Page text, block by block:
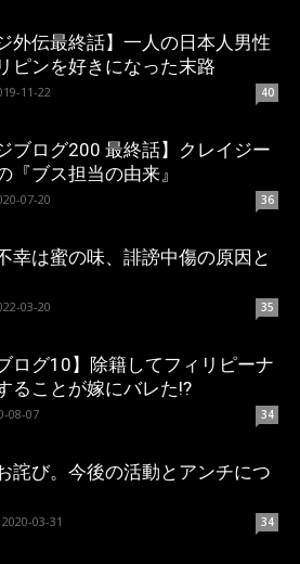
外伝最終話】一人の日本人男性
ピンを好きになった末路
11-22 40
ブログ200 最終話】クレイジー
『ブス担当の由来』
07-20 36
幸は蜜の味、誹謗中傷の原因と
03-20 35
ログ10】除籍してフィリピーナ
ることが嫁にバレた!?
08-07 34
詫び。今後の活動とアンチにつ
2020-03-31 34